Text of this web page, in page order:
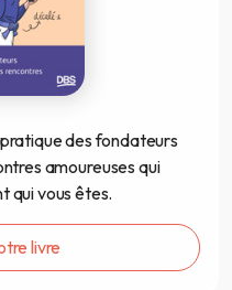
des fondateurs
amoureuses qui
qui vous êtes.
livre